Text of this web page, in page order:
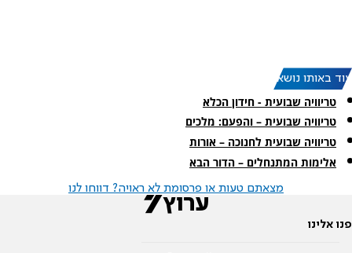
עוד באותו נושא:
טריוויה שבועית - חידון הכלא
טריוויה שבועית – והפעם: מלכים
טריוויה שבועית לחנוכה – אורות
אלימות המתנחלים – הדור הבא
מצאתם טעות או פרסומת לא ראויה? דווחו לנו
פנו אלינו